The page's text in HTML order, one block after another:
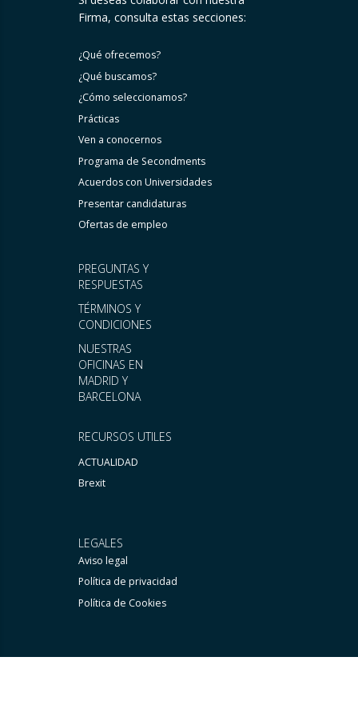
RECURSOS UTILES
ACTUALIDAD
Brexit
PREGUNTAS Y
RESPUESTAS
TÉRMINOS Y
CONDICIONES
NUESTRAS
OFICINAS EN
MADRID Y
BARCELONA
Firma, consulta estas secciones:
¿Qué ofrecemos?
¿Qué buscamos?
¿Cómo seleccionamos?
Prácticas
Ven a conocernos
Programa de Secondments
Acuerdos con Universidades
Presentar candidaturas
Ofertas de empleo
LEGALES
Aviso legal
Política de privacidad
Política de Cookies